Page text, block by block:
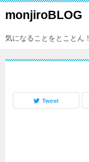
monjiroBLOG
気になることをとことん！
Tweet